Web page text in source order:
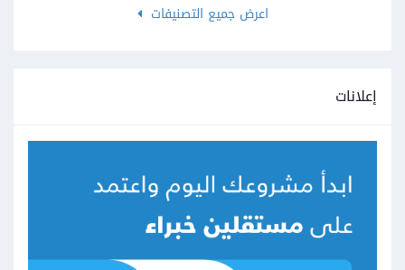
اعرض جميع التصنيفات
إعلانات